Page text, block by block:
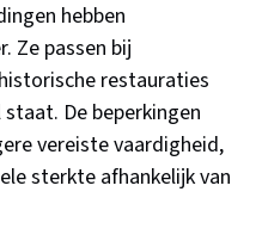
hebben
Ze passen bij
restauraties
De beperkingen
vereiste vaardigheid,
sterkte afhankelijk van